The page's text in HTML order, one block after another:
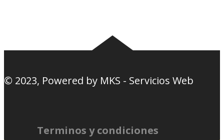
© 2023, Powered by MKS - Servicios Web
Terminos y condiciones